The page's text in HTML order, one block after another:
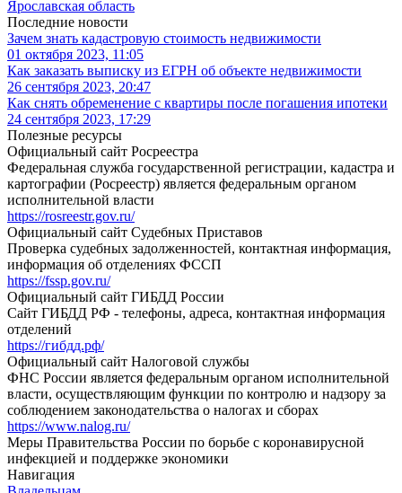
Ярославская область
Последние новости
Зачем знать кадастровую стоимость недвижимости
01 октября 2023, 11:05
Как заказать выписку из ЕГРН об объекте недвижимости
26 сентября 2023, 20:47
Как снять обременение с квартиры после погашения ипотеки
24 сентября 2023, 17:29
Полезные ресурсы
Официальный сайт Росреестра
Федеральная служба государственной регистрации, кадастра и
картографии (Росреестр) является федеральным органом
исполнительной власти
https://rosreestr.gov.ru/
Официальный сайт Судебных Приставов
Проверка судебных задолженностей, контактная информация,
информация об отделениях ФССП
https://fssp.gov.ru/
Официальный сайт ГИБДД России
Cайт ГИБДД РФ - телефоны, адреса, контактная информация
отделений
https://гибдд.рф/
Официальный сайт Налоговой службы
ФНС России является федеральным органом исполнительной
власти, осуществляющим функции по контролю и надзору за
соблюдением законодательства о налогах и сборах
https://www.nalog.ru/
Меры Правительства России по борьбе с коронавирусной
инфекцией и поддержке экономики
Навигация